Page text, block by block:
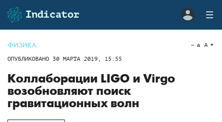
ФИЗИКА
ОПУБЛИКОВАНО 30 МАРТА 2019, 15:55
a A
Коллаборации LIGO и Virgo
возобновляют поиск
гравитационных волн